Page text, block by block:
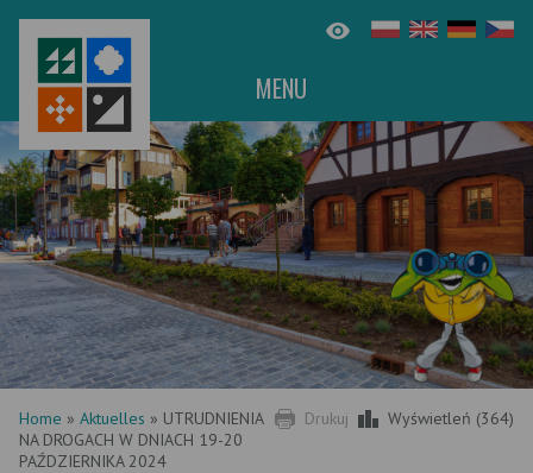
MENU
Drukuj Wyświetleń (364)
Home » Aktuelles » UTRUDNIENIA
NA DROGACH W DNIACH 19-20
PAŹDZIERNIKA 2024